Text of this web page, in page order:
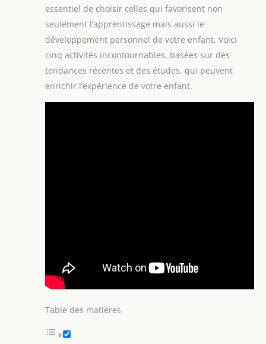
essentiel de choisir celles qui favorisent non
seulement l’apprentissage mais aussi le
développement personnel de votre enfant. Voici
cinq activités incontournables, basées sur des
tendances récentes et des études, qui peuvent
enrichir l’expérience de votre enfant.
Table des matières